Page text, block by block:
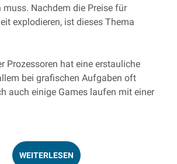
muss. Nachdem die Preise für
explodieren, ist dieses Thema
Prozessoren hat eine erstauliche
bei grafischen Aufgaben oft
auch einige Games laufen mit einer
WEITERLESEN